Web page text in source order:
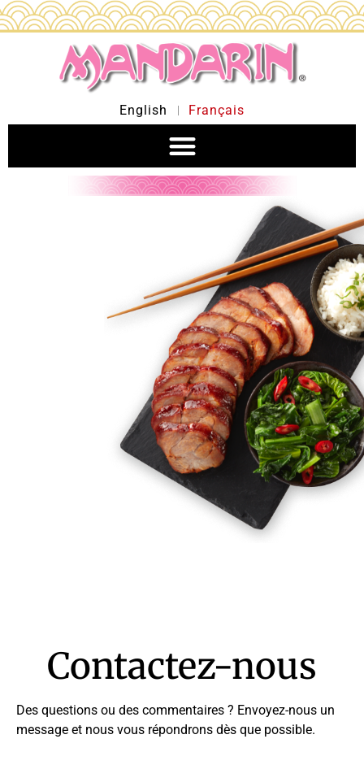
English Français
Contactez-nous
Des questions ou des commentaires ? Envoyez-nous un
message et nous vous répondrons dès que possible.